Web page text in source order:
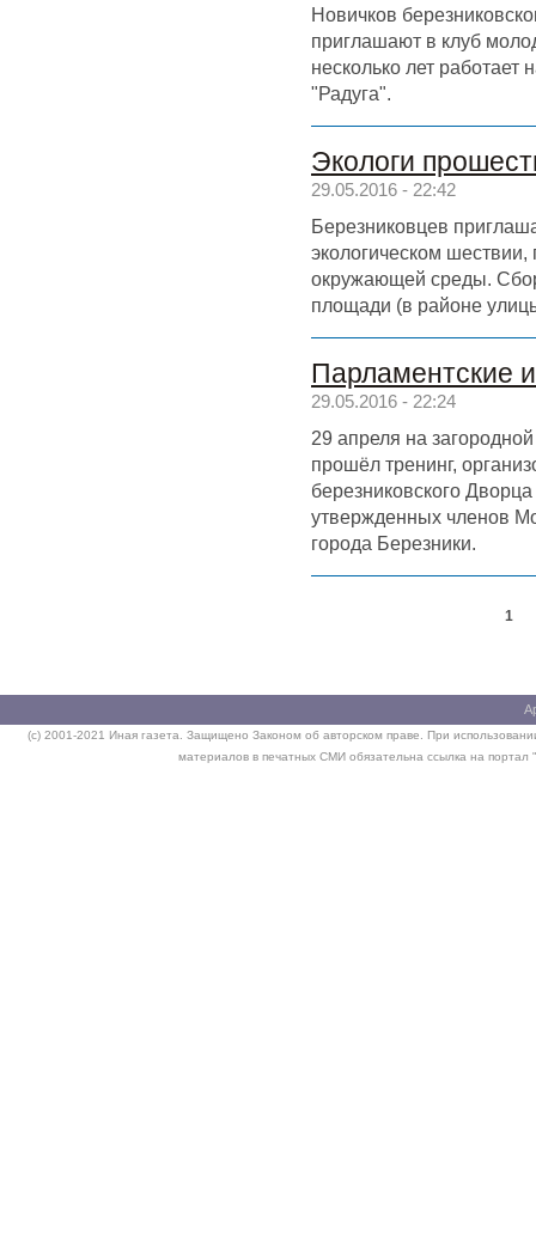
Новичков
приглашают в клуб
несколько лет работает
"Радуга".
Экологи
29.05.2016 - 22:42
Березниковцев
экологическом
окружающей среды.
площади (в районе
Парламентские
29.05.2016 - 22:24
29 апреля на
прошёл тренинг,
березниковского
утвержденных членов
города Березники.
1
(c) 2001-2021 Иная газета. Защищено Законом об авторском праве. При
материалов в печатных СМИ обязательна ссылка на